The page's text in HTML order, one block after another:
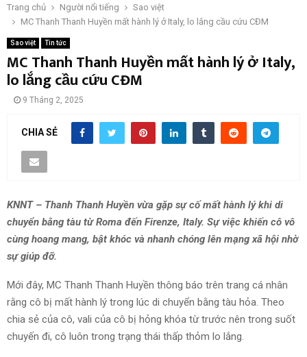
Trang chủ Người nổi tiếng
Sao việt
MC Thanh Thanh Huyền mất hành lý ở Italy, lo lắng cầu cứu CĐM
Sao việt Tin tức
MC Thanh Thanh Huyền mất hành lý ở Italy,
lo lắng cầu cứu CĐM
9 Tháng 2, 2025
CHIA SẺ
KNNT – Thanh Thanh Huyền vừa gặp sự cố mất hành lý khi di
chuyển bằng tàu từ Roma đến Firenze, Italy. Sự việc khiến cô vô
cùng hoang mang, bật khóc và nhanh chóng lên mạng xã hội nhờ
sự giúp đỡ.
Mới đây, MC Thanh Thanh Huyền thông báo trên trang cá nhân
rằng cô bị mất hành lý trong lúc di chuyển bằng tàu hỏa. Theo
chia sẻ của cô, vali của cô bị hỏng khóa từ trước nên trong suốt
chuyến đi, cô luôn trong trạng thái thấp thỏm lo lắng.